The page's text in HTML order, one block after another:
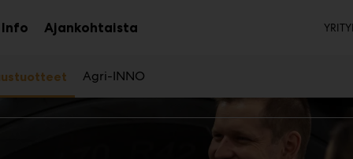
Agri-INNO
InfoAvaaAjankohtaista